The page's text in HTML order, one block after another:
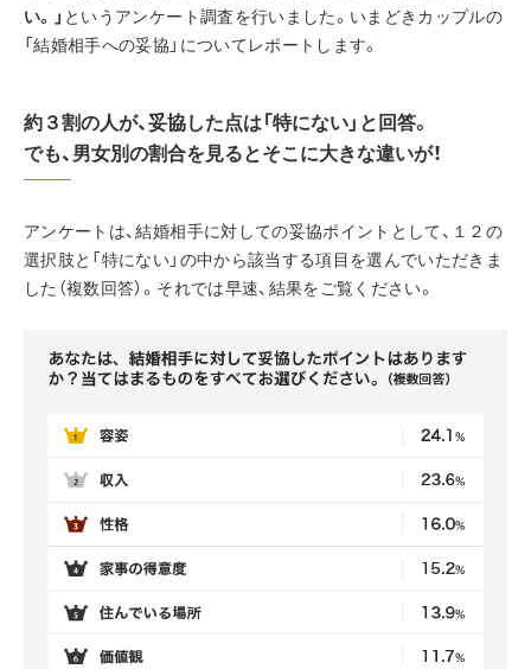
い。」 というアンケート調査を行いました。いまどきカップルの
「結婚相手への妥協」についてレポートします。
約３割の人が、妥協した点は「特にない」と回答。
でも、男女別の割合を見るとそこに大きな違いが！
アンケートは、結婚相手に対しての妥協ポイントとして、１２の
選択肢と「特にない」の中から該当する項目を選んでいただきま
した（複数回答）。それでは早速、結果をご覧ください。